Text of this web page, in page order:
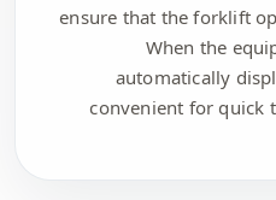
ensure that the forklift
When the
automatically
convenient for quick